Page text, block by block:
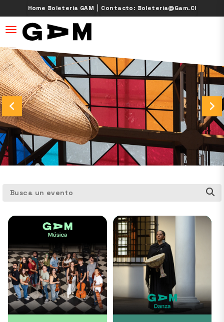
Home Boletería GAM | Contacto: Boleteria@gam.cl
desplegar navegación
Busca un evento